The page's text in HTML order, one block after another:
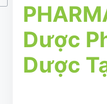
Dược
Dược